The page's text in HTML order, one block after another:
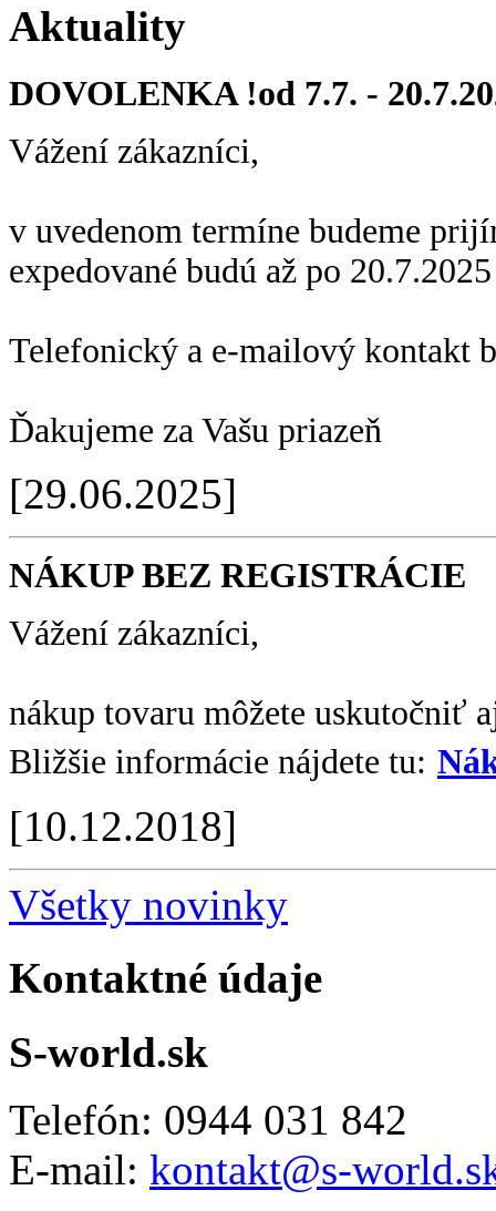
Aktuality
DOVOLENKA !od 7.7. -
Vážení zákazníci,
v uvedenom termíne budeme
expedované budú až po
Telefonický a e-mailový kontakt
Ďakujeme za Vašu priazeň
[29.06.2025]
NÁKUP BEZ REGISTRÁCIE
Vážení zákazníci,
nákup tovaru môžete uskutočniť
Bližšie informácie nájdete tu:
[10.12.2018]
Všetky novinky
Kontaktné údaje
S-world.sk
Telefón: 0944 031 842
E-mail: kontakt@s-